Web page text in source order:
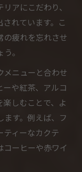
アにこだわり、
れています。こ
の疲れを忘れさせ
。
メニューと合わせ
や紅茶、アルコ
しむことで、よ
ます。例えば、フ
ティーなカクテ
コーヒーや赤ワイ